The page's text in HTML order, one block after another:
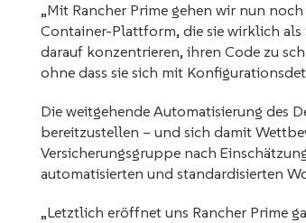
„Mit Rancher Prime gehen wir nun
Container-Plattform, die sie wirklich als
darauf konzentrieren, ihren Code zu
ohne dass sie sich mit
Die weitgehende Automatisierung des
bereitzustellen – und sich damit
Versicherungsgruppe nach
automatisierten und standardisierten
„Letztlich eröffnet uns Rancher Prime